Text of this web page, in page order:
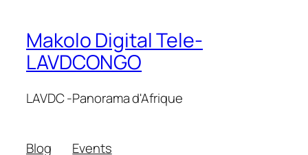
Makolo Digital Tele-
LAVDCONGO
LAVDC -Panorama d'Afrique
Blog Events